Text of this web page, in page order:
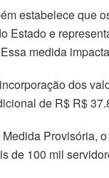
estabelece que
Estado e
medida
dos
de R$ R$
Provisória,
de 100 mil